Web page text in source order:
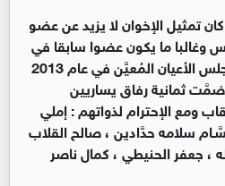
تمثيل الإخوان لا يزيد عن عضو
وغالبا ما يكون عضوا سابقا في
الجماعة ، وخلت تشكيلة مجلس الأعيان المُعيَّن في عام 2013
ثمانية رفاق يساريين
ومع الإحترام لذواتهم : إملي
سلامه حدَّادين ، صالح القلاب
جعفر الحنيطي ، كمال ناصر